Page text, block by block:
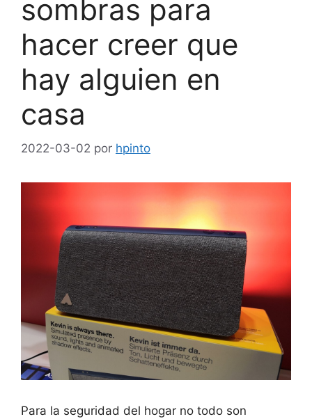
sombras para
hacer creer que
hay alguien en
casa
2022-03-02 por hpinto
Para la seguridad del hogar no todo son